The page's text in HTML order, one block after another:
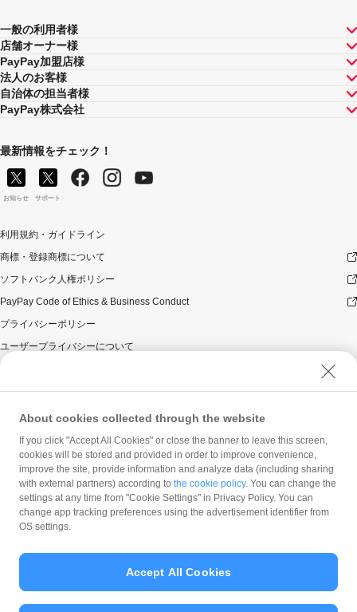
一般の利用者様
店舗オーナー様
PayPay加盟店様
法人のお客様
自治体の担当者様
PayPay株式会社
最新情報をチェック！
お知らせ サポート
利用規約・ガイドライン
商標・登録商標について
ソフトバンク人権ポリシー
PayPay Code of Ethics & Business Conduct
プライバシーポリシー
ユーザープライバシーについて
ウェブサイト利用規約
反社会的勢力に対する方針
勧誘方針
マネロン等基本方針
カスタマーハラスメントに関する当社の考え方
© PayPay Corporation
About cookies collected through the website
If you click "Accept All Cookies" or close the banner to leave this screen,
cookies will be stored and provided in order to improve convenience,
improve the site, provide information and analyze data (including sharing
with external partners) according to the cookie policy. You can change the
settings at any time from "Cookie Settings" in Privacy Policy. You can
change app tracking preferences using the advertisement identifier from
OS settings.
Accept All Cookies